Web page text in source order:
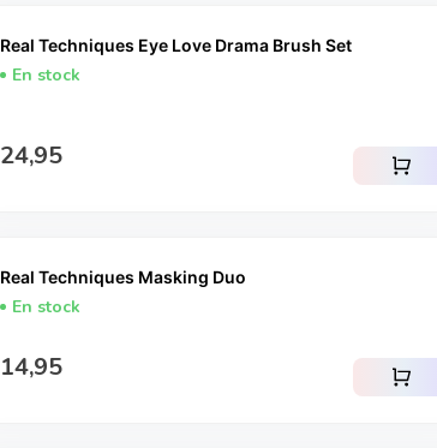
Real Techniques Eye Love Drama Brush Set
En stock
Prix normal
24,95 shopping_cart
Real Techniques Masking Duo
En stock
Prix normal
14,95 shopping_cart